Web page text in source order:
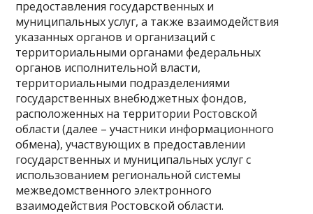
предоставления государственных и
муниципальных услуг, а также взаимодействия
указанных органов и организаций с
территориальными органами федеральных
органов исполнительной власти,
территориальными подразделениями
государственных внебюджетных фондов,
расположенных на территории Ростовской
области (далее – участники информационного
обмена), участвующих в предоставлении
государственных и муниципальных услуг с
использованием региональной системы
межведомственного электронного
взаимодействия Ростовской области.